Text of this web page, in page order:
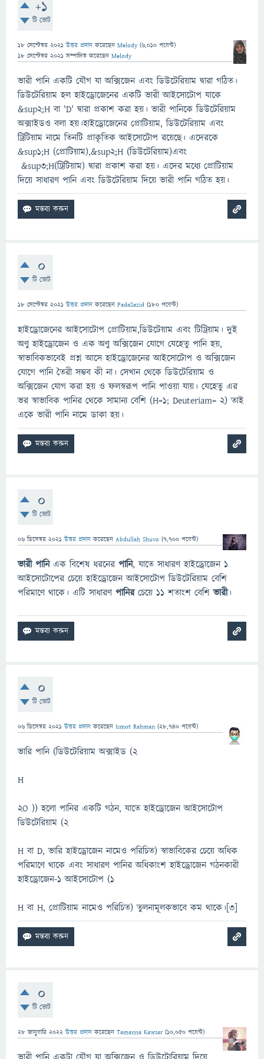
+1
টি ভোট
18 সেপ্টেম্বর 2021 উত্তর প্রদান করেছেন Melody (6,010 পয়েন্ট)
18 সেপ্টেম্বর 2021 সম্পাদিত করেছেন Melody
ভারী পানি একটি যৌগ যা অক্সিজেন এবং ডিউটেরিয়াম দ্বারা গঠিত।
ডিউটেরিয়াম হল হাইড্রোজেনের একটি ভারী আইসোটোপ যাকে
&sup2;H বা 'D' দ্বারা প্রকাশ করা হয়। ভারী পানিকে ডিউটেরিয়াম
অক্সাইডও বলা হয়।হাইড্রোজেনের প্রোটিয়াম, ডিউটেরিয়াম এবং
ট্রিটিয়াম নামে তিনটি প্রাকৃতিক আইসোটোপ রয়েছে। এদেরকে
&sup1;H (প্রোটিয়াম),&sup2;H (ডিউটেরিয়াম)এবং
&sup3;H(ট্রিটিয়াম) দ্বারা প্রকাশ করা হয়। এদের মধ্যে প্রোটিয়াম
দিয়ে সাধারণ পানি এবং ডিউটেরিয়াম দিয়ে ভারী পানি গঠিত হয়।
0
টি ভোট
18 সেপ্টেম্বর 2021 উত্তর প্রদান করেছেন PadaSazid (180 পয়েন্ট)
হাইড্রোজেনের আইসোটোপ প্রোটিয়াম,ডিউটেয়াম এবং টিট্রিয়াম। দুই
অণু হাইড্রোজেন ও এক অণু অক্সিজেন যোগে যেহেতু পানি হয়,
স্বাভাবিকভাবেই প্রশ্ন আসে হাইড্রোজেনের আইসোটোপ ও অক্সিজেন
যোগে পানি তৈরী সম্ভব কী না। সেখান থেকে ডিউটেরিয়াম ও
অক্সিজেন যোগ করা হয় ও ফলস্বরূপ পানি পাওয়া যায়। যেহেতু এর
ভর স্বাভাবিক পানির থেকে সামান্য বেশি (H=1; Deuteriam= 2) তাই
একে ভারী পানি নামে ডাকা হয়।
0
টি ভোট
06 ডিসেম্বর 2021 উত্তর প্রদান করেছেন Abdullah Shuvo (7,700 পয়েন্ট)
ভারী পানিএক বিশেষ ধরনের পানি, যাতে সাধারণ হাইড্রোজেন ১
আইসোটোপের চেয়ে হাইড্রোজেন আইসোটোপ ডিউটেরিয়াম বেশি
পরিমাণে থাকে। এটি সাধারণ পানিরচেয়ে ১১ শতাংশ বেশিভারী।
0
টি ভোট
06 ডিসেম্বর 2021 উত্তর প্রদান করেছেন Ismot Rahman (28,740 পয়েন্ট)
ভারি পানি (ডিউটেরিয়াম অক্সাইড (2
H
2O )) হলো পানির একটি গঠন, যাতে হাইড্রোজেন আইসোটোপ
ডিউটেরিয়াম (2
H বা D, ভারি হাইড্রোজেন নামেও পরিচিত) স্বাভাবিকের চেয়ে অধিক
পরিমাণে থাকে এবং সাধারণ পানির অধিকাংশ হাইড্রোজেন গঠনকারী
হাইড্রোজেন-১ আইসোটোপ (1
H বা H, প্রোটিয়াম নামেও পরিচিত) তুলনামূলকভাবে কম থাকে।[৩]
0
টি ভোট
28 জানুয়ারি 2022 উত্তর প্রদান করেছেন Tamanna Kawsar (10,050 পয়েন্ট)